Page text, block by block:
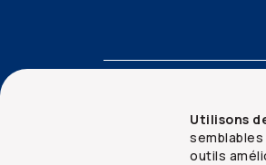
Utilisons
outils